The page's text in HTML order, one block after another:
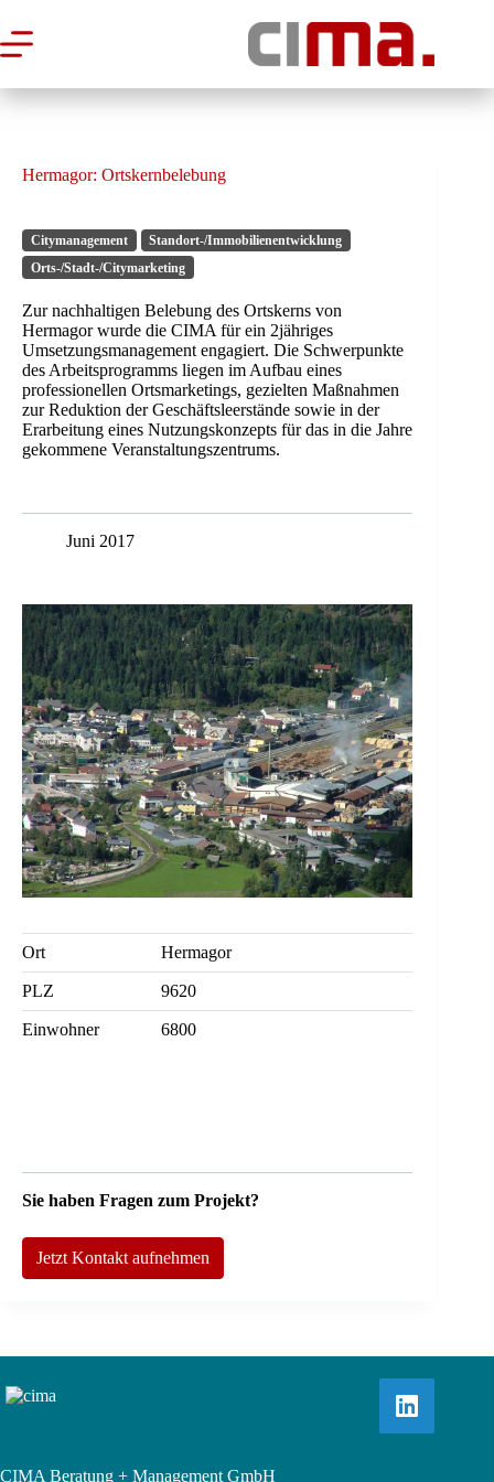
Inhalt
springen
Hermagor: Ortskernbelebung
Citymanagement
Standort-/Immobilienentwicklung
Orts-/Stadt-/Citymarketing
Zur nachhaltigen Belebung des Ortskerns von
Hermagor wurde die CIMA für ein 2jähriges
Umsetzungsmanagement engagiert. Die Schwerpunkte
des Arbeitsprogramms liegen im Aufbau eines
professionellen Ortsmarketings, gezielten Maßnahmen
zur Reduktion der Geschäftsleerstände sowie in der
Erarbeitung eines Nutzungskonzepts für das in die Jahre
gekommene Veranstaltungszentrums.
Juni 2017
Ort Hermagor
PLZ 9620
Einwohner 6800
Sie haben Fragen zum Projekt?
Jetzt Kontakt aufnehmen
CIMA Beratung + Management GmbH